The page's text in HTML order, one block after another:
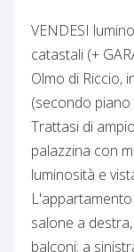
VENDESI
catastali (+
Olmo di Riccio,
(secondo
Trattasi di
palazzina con
luminosità e
salone a
balconi; a